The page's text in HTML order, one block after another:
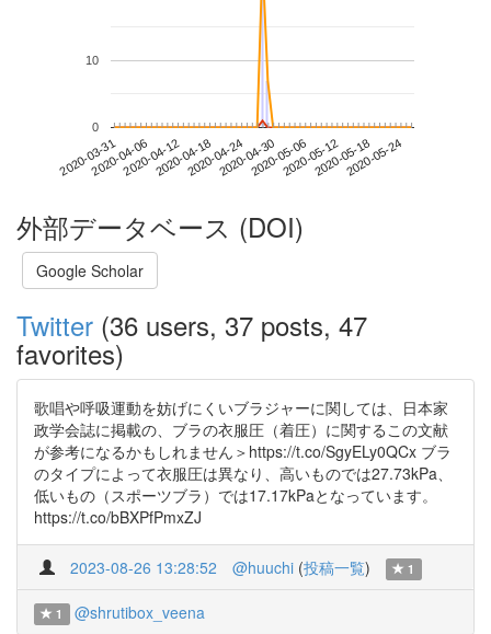
2020-03-312020-04-062020-04-122020-04-182020-04-242020-04-302020-05-062020-05-122020-05-182020-05-24
0
10
外部データベース (DOI)
Google Scholar
Twitter (36 users, 37 posts, 47
favorites)
歌唱や呼吸運動を妨げにくいブラジャーに関しては、日本家
政学会誌に掲載の、ブラの衣服圧（着圧）に関するこの文献
が参考になるかもしれません＞https://t.co/SgyELy0QCx ブラ
のタイプによって衣服圧は異なり、高いものでは27.73kPa、
低いもの（スポーツブラ）では17.17kPaとなっています。
https://t.co/bBXPfPmxZJ
2023-08-26 13:28:52 @huuchi (投稿一覧) 1
1 @shrutibox_veena